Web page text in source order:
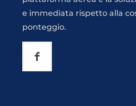
e immediata rispetto alla
ponteggio.